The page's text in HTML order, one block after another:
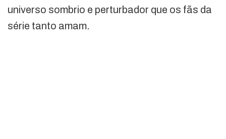
universo sombrio e perturbador que os fãs da
série tanto amam.